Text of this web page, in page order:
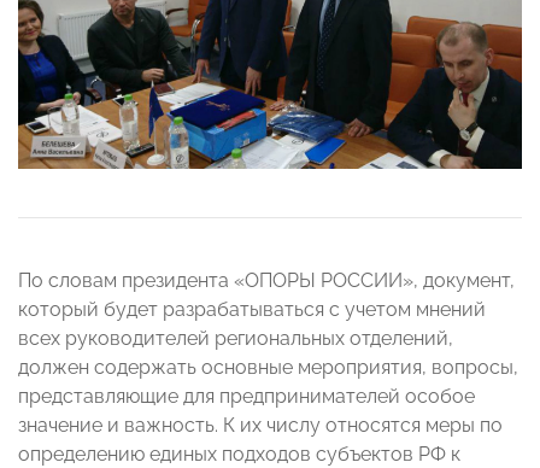
По словам президента «ОПОРЫ РОССИИ», документ,
который будет разрабатываться с учетом мнений
всех руководителей региональных отделений,
должен содержать основные мероприятия, вопросы,
представляющие для предпринимателей особое
значение и важность. К их числу относятся меры по
определению единых подходов субъектов РФ к